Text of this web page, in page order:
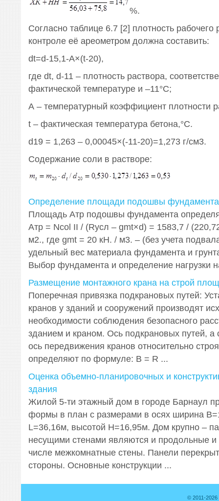
%.
Согласно таблице 6.7 [2] плотность рабочего
контроле её ареометром должна составить:
dt=d-15,1-A×(t-20),
где dt, d-11 – плотность раствора,
фактической температуре и –11°С;
А – температурный коэффициент плотности
t – фактическая температура бетона,°С.
d19 = 1,263 – 0,00045×(-11-20)=1,273 г/см3.
Содержание соли в растворе:
Определение площади подошвы фундамента
Площадь Атр подошвы фундамента
Атр = Ncol II / (Rусл – gmt×d) = 1583,7 /
м2., где gmt = 20 кН. / м3. – (без учета
удельный вес материала фундамента и
Выбор фундамента и определение нагрузки
Размещение монтажного крана на строй
Поперечная привязка подкрановых путей:
кранов у зданий и сооружений производят
необходимости соблюдения безопасного
зданием и краном. Ось подкрановых путей, а
ось передвижения кранов относительно
определяют по формуле: B = R ...
Оценка объемно-планировочных и
здания
Жилой 5-ти этажный дом в городе Барнаул
формы в план с размерами в осях ширина
L=36,16м, высотой Н=16,95м. Дом крупно –
несущими стенами являются и продольные и
числе межкомнатные стены. Панели
стороны. Основные конструкции ...
© 2011-2026